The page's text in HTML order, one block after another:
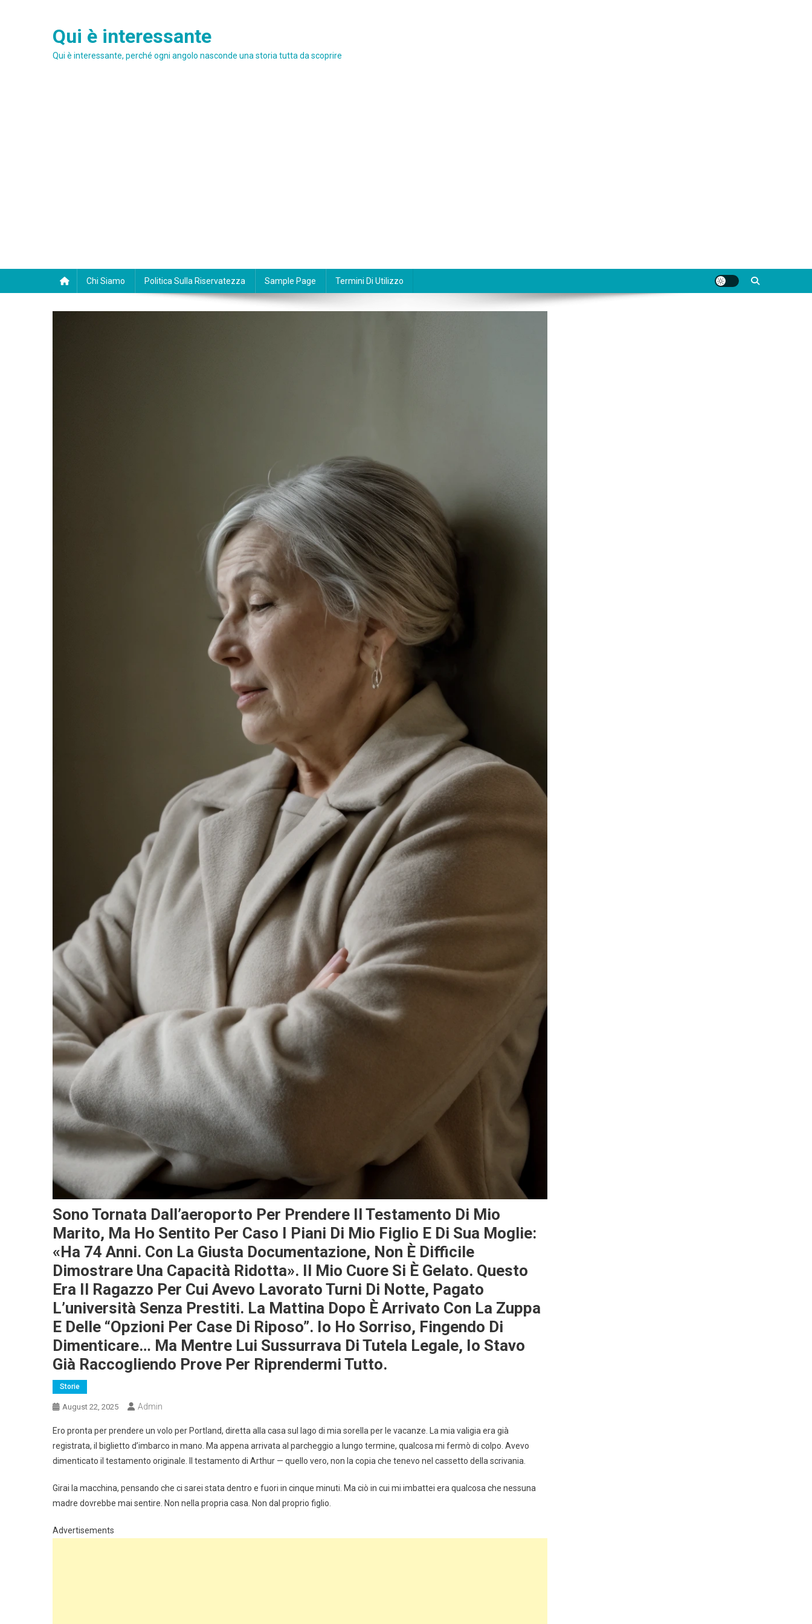
Qui è interessante
Qui è interessante, perché ogni angolo nasconde una storia tutta da scoprire
Chi Siamo Politica Sulla Riservatezza Sample Page Termini Di Utilizzo
Sono Tornata Dall’aeroporto Per Prendere Il Testamento Di Mio
Marito, Ma Ho Sentito Per Caso I Piani Di Mio Figlio E Di Sua Moglie:
«Ha 74 Anni. Con La Giusta Documentazione, Non È Difficile
Dimostrare Una Capacità Ridotta». Il Mio Cuore Si È Gelato. Questo
Era Il Ragazzo Per Cui Avevo Lavorato Turni Di Notte, Pagato
L’università Senza Prestiti. La Mattina Dopo È Arrivato Con La Zuppa
E Delle “opzioni Per Case Di Riposo”. Io Ho Sorriso, Fingendo Di
Dimenticare… Ma Mentre Lui Sussurrava Di Tutela Legale, Io Stavo
Già Raccogliendo Prove Per Riprendermi Tutto.
Storie
August 22, 2025 Admin
Ero pronta per prendere un volo per Portland, diretta alla casa sul lago di mia sorella per le vacanze. La mia valigia era già
registrata, il biglietto d’imbarco in mano. Ma appena arrivata al parcheggio a lungo termine, qualcosa mi fermò di colpo. Avevo
dimenticato il testamento originale. Il testamento di Arthur — quello vero, non la copia che tenevo nel cassetto della scrivania.
Girai la macchina, pensando che ci sarei stata dentro e fuori in cinque minuti. Ma ciò in cui mi imbattei era qualcosa che nessuna
madre dovrebbe mai sentire. Non nella propria casa. Non dal proprio figlio.
Advertisements